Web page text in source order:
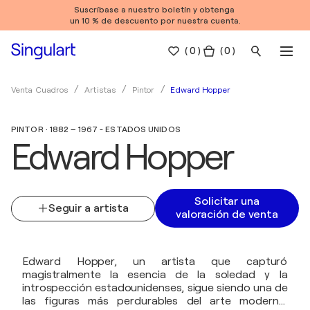
Suscríbase a nuestro boletín y obtenga
un 10 % de descuento por nuestra cuenta.
(0 ) ( 0 )
Venta Cuadros Artistas Pintor Edward Hopper
PINTOR · 1882 – 1967 - ESTADOS UNIDOS
Edward Hopper
Seguir a artista
Solicitar una
valoración de venta
Edward Hopper, un artista que capturó
magistralmente la esencia de la soledad y la
introspección estadounidenses, sigue siendo una de
las figuras más perdurables del arte moderno.